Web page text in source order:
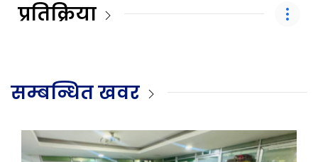
प्रतिक्रिया
सम्बन्धित खवर